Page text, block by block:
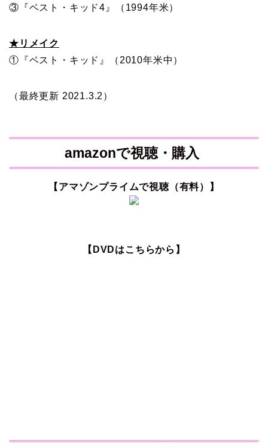
③『ベスト・キッド4』（1994年米）
★リメイク
①『ベスト・キッド』（2010年米中）
（最終更新 2021.3.2）
amazonで視聴・購入
【アマゾンプライムで視聴（有料）】
【DVDはこちらから】